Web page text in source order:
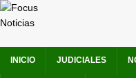
INICIO JUDICIALES